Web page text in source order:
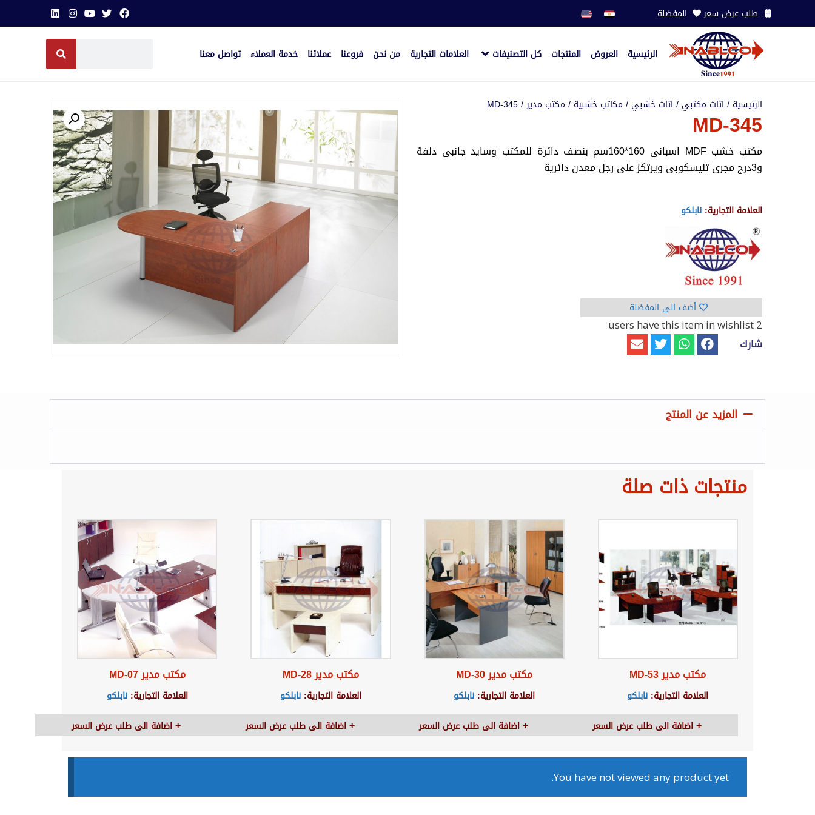
طلب عرض سعر المفضلة
الرئيسية العروض المنتجات كل التصنيفات العلامات التجارية من نحن فروعنا عملائنا خدمة العملاء تواصل معنا
الرئيسية / اثاث مكتبي / اثاث خشبي /مكاتب خشبية /مكتب مدير/ MD-345
MD-345
مكتب خشب MDF اسبانى 160*160سم بنصف دائرة للمكتب وسايد جانبى دلفة
و3درج مجرى تليسكوبى ويرتكز على رجل معدن دائرية
العلامة التجارية: نابلكو
أضف الى المفضلة
2 users
have this item in wishlist
شارك
المزيد عن المنتج
منتجات ذات صلة
مكتب مدير MD-53
العلامة التجارية: نابلكو
اضافة الى طلب عرض السعر
مكتب مدير MD-30
العلامة التجارية: نابلكو
اضافة الى طلب عرض السعر
مكتب مدير MD-28
العلامة التجارية:نابلكو
اضافة الى طلب عرض السعر
مكتب مدير MD-07
العلامة التجارية:نابلكو
اضافة الى طلب عرض السعر
You have not viewed any product yet.